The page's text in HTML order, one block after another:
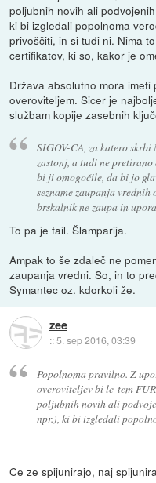
poljubnih novih ali
ki bi izgledali popolnoma
privoščiti, in si tudi ni. Nima
certifikatov, ki so, kakor je
Država absolutno mora
overoviteljem. Sicer je
službam kopije zasebnih
SIGOV-CA, za katero
zastonj, a tudi ne
bi ji omogočile, da bi jo
sezname zaupanja
brskalnik ne zaupa in
To pa je fail. Šlamparija.
Ampak to še zdaleč ne
zaupanja vredni. So, in to
Symantec oz. kdorkoli že.
zee
::5. sep 2016, 03:39
Popolnoma pravilno. Z
overoviteljev bi le-tem
poljubnih novih ali
npr.), ki bi izgledali
Ce ze spijunirajo, naj